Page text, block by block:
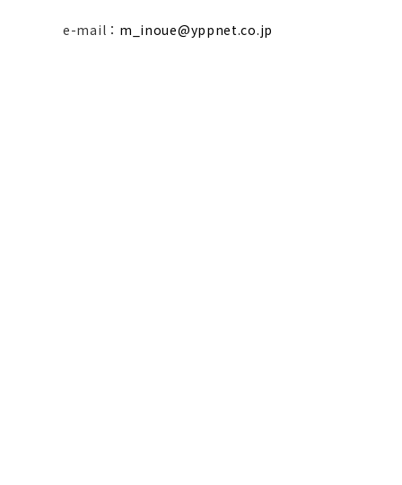
e-mail： m_inoue@yppnet.co.jp